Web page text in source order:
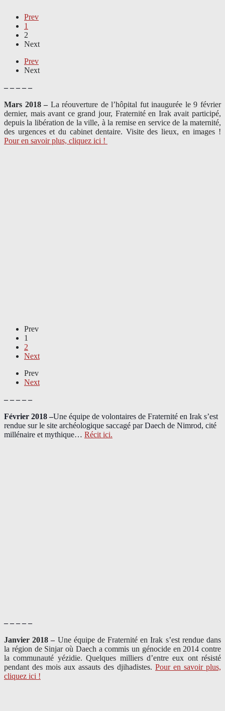
Prev
1
2
Next
Prev
Next
– – – – –
Mars 2018 – La réouverture de l’hôpital fut inaugurée le 9 février
dernier, mais avant ce grand jour, Fraternité en Irak avait participé,
depuis la libération de la ville, à la remise en service de la maternité,
des urgences et du cabinet dentaire. Visite des lieux, en images !
Pour en savoir plus, cliquez ici !
Prev
1
2
Next
Prev
Next
– – – – –
Février 2018 –Une équipe de volontaires de Fraternité en Irak s’est
rendue sur le site archéologique saccagé par Daech de Nimrod, cité
millénaire et mythique… Récit ici.
– – – – –
Janvier 2018 – Une équipe de Fraternité en Irak s’est rendue dans
la région de Sinjar où Daech a commis un génocide en 2014 contre
la communauté yézidie. Quelques milliers d’entre eux ont résisté
pendant des mois aux assauts des djihadistes. Pour en savoir plus,
cliquez ici !